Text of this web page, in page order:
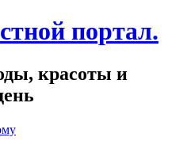
портал.
красоты и